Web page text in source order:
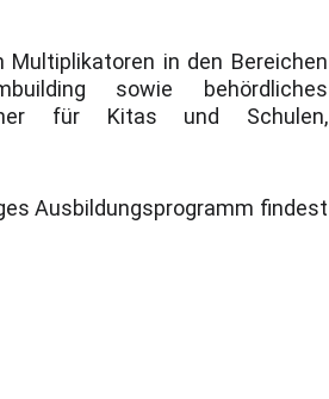
in den Bereichen
sowie behördliches
für Kitas und Schulen,
Ausbildungsprogramm findest